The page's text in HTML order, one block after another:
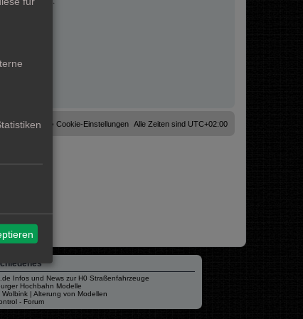
Alle Zeiten sind UTC+02:00
Cookie-Einstellungen
löschen
Infos und News zur H0 Straßenfahrzeuge
Hochbahn Modelle
Wolbink | Alterung von Modellen
- Forum